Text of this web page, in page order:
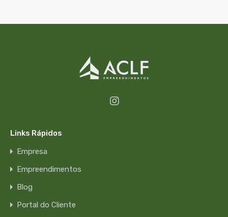
Links Rápidos
Empresa
Empreendimentos
Blog
Portal do Cliente